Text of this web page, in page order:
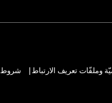
شروط
وملفّات تعريف الارتباط